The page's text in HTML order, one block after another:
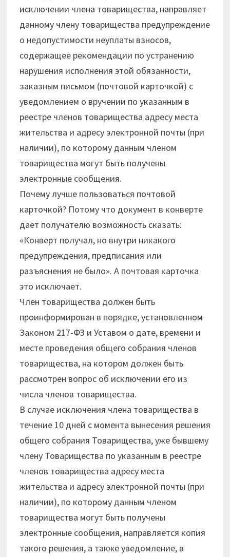
исключении члена товарищества, направляет
данному члену товарищества предупреждение
о недопустимости неуплаты взносов,
содержащее рекомендации по устранению
нарушения исполнения этой обязанности,
заказным письмом (почтовой карточкой) с
уведомлением о вручении по указанным в
реестре членов товарищества адресу места
жительства и адресу электронной почты (при
наличии), по которому данным членом
товарищества могут быть получены
электронные сообщения.
Почему лучше пользоваться почтовой
карточкой? Потому что документ в конверте
даёт получателю возможность сказать:
«Конверт получал, но внутри никакого
предупреждения, предписания или
разъяснения не было». А почтовая карточка
это исключает.
Член товарищества должен быть
проинформирован в порядке, установленном
Законом 217-ФЗ и Уставом о дате, времени и
месте проведения общего собрания членов
товарищества, на котором должен быть
рассмотрен вопрос об исключении его из
числа членов товарищества.
В случае исключения члена товарищества в
течение 10 дней с момента вынесения решения
общего собрания Товарищества, уже бывшему
члену Товарищества по указанным в реестре
членов товарищества адресу места
жительства и адресу электронной почты (при
наличии), по которому данным членом
товарищества могут быть получены
электронные сообщения, направляется копия
такого решения, а также уведомление, в